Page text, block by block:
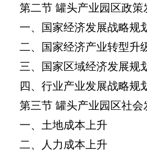
第二节 罐头产业园区政策
一、国家经济发展战略规
二、国家经济产业转型升
三、国家区域经济发展规
四、行业产业发展战略规
第三节 罐头产业园区社会
一、土地成本上升
二、人力成本上升